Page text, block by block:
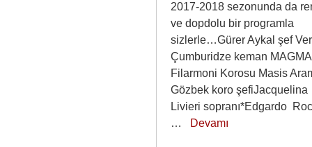
2017-2018 sezonunda da
ve dopdolu bir programla
sizlerle…Gürer Aykal şef
Çumburidze keman MAGMA
Filarmoni Korosu Masis
Gözbek koro şefiJacquelina
Livieri sopranı*Edgardo
… Devamı